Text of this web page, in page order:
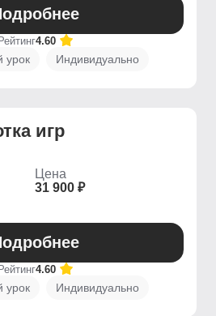
4.60
урок Индивидуально
игр
Цена
31 900 ₽
4.60
урок Индивидуально